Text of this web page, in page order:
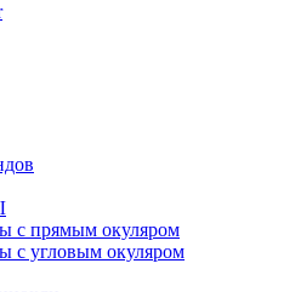
с прямым окуляром
с угловым окуляром